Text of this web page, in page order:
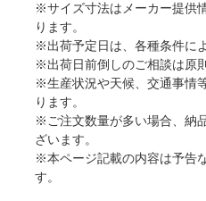
※サイズ寸法はメーカー提供
ります。
※出荷予定日は、各種条件に
※出荷日前倒しのご相談は原
※生産状況や天候、交通事情
ります。
※ご注文数量が多い場合、納
ざいます。
※本ページ記載の内容は予告
す。